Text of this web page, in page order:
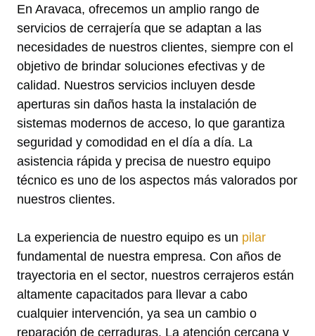
En Aravaca, ofrecemos un amplio rango de
servicios de cerrajería que se adaptan a las
necesidades de nuestros clientes, siempre con el
objetivo de brindar soluciones efectivas y de
calidad. Nuestros servicios incluyen desde
aperturas sin daños hasta la instalación de
sistemas modernos de acceso, lo que garantiza
seguridad y comodidad en el día a día. La
asistencia rápida y precisa de nuestro equipo
técnico es uno de los aspectos más valorados por
nuestros clientes.
La experiencia de nuestro equipo es un pilar
fundamental de nuestra empresa. Con años de
trayectoria en el sector, nuestros cerrajeros están
altamente capacitados para llevar a cabo
cualquier intervención, ya sea un cambio o
reparación de cerraduras. La atención cercana y